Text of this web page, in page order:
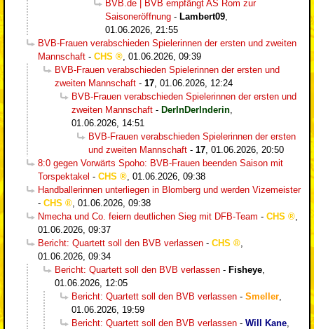
BVB.de | BVB empfängt AS Rom zur
Saisoneröffnung - Lambert09
01.06.2026, 21:55
BVB-Frauen verabschieden Spielerinnen der ersten und zweiten
Mannschaft - CHS
01.06.2026, 09:39
BVB-Frauen verabschieden Spielerinnen der ersten und
zweiten Mannschaft - 17 01.06.2026, 12:24
BVB-Frauen verabschieden Spielerinnen der ersten und
zweiten Mannschaft - DerInDerInderin
01.06.2026, 14:51
BVB-Frauen verabschieden Spielerinnen der ersten
und zweiten Mannschaft - 17 01.06.2026, 20:50
8:0 gegen Vorwärts Spoho: BVB-Frauen beenden Saison mit
Torspektakel - CHS
01.06.2026, 09:38
Handballerinnen unterliegen in Blomberg und werden Vizemeister
- CHS
01.06.2026, 09:38
Nmecha und Co. feiern deutlichen Sieg mit DFB-Team - CHS
01.06.2026, 09:37
Bericht: Quartett soll den BVB verlassen - CHS
01.06.2026, 09:34
Bericht: Quartett soll den BVB verlassen - Fisheye
01.06.2026, 12:05
Bericht: Quartett soll den BVB verlassen - Smeller
01.06.2026, 19:59
Bericht: Quartett soll den BVB verlassen - Will Kane